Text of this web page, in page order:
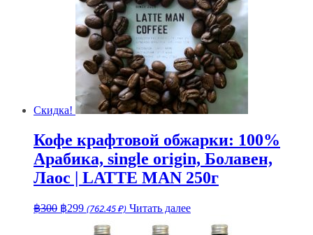
Скидка!
Кофе крафтовой обжарки: 100%
Арабика, single origin, Болавен,
Лаос | LATTE MAN 250г
฿300 Первоначальная
составляла
฿299Текущая
฿299.
(762.45 ₽) Читать далее